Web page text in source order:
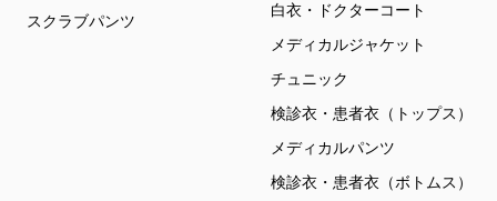
スクラブパンツ
白衣・ドクターコート
メディカルジャケット
チュニック
検診衣・患者衣（トップス）
メディカルパンツ
検診衣・患者衣（ボトムス）